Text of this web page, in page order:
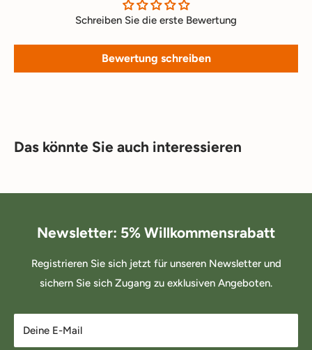
Schreiben Sie die erste Bewertung
Bewertung schreiben
Das könnte Sie auch interessieren
Newsletter: 5% Willkommensrabatt
Registrieren Sie sich jetzt für unseren Newsletter und
sichern Sie sich Zugang zu exklusiven Angeboten.
Deine E-Mail